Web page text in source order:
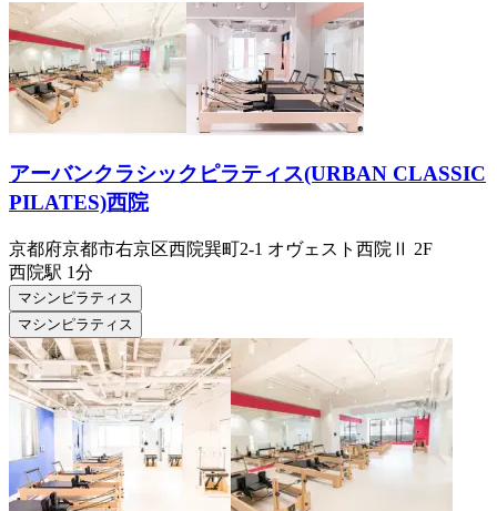
アーバンクラシックピラティス(URBAN CLASSIC
PILATES)西院
京都府京都市右京区西院巽町2-1 オヴェスト西院Ⅱ 2F
西院駅 1分
マシンピラティス
マシンピラティス